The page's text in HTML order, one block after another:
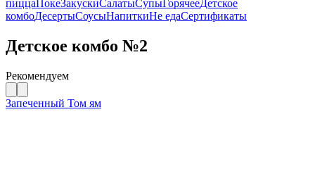
пиццаПокеЗакускиСалатыСупыГорячееДетское
комбоДесертыСоусыНапиткиНе едаСертификаты
Детское комбо №2
Рекомендуем
Запеченный Том ям